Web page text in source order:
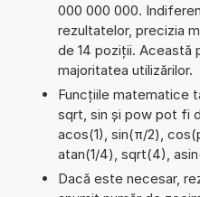
000 000 000.
rezultatelor, precizia
de 14 poziții. Această
majoritatea utilizărilor.
Funcțiile matematice
sqrt, sin și pow pot fi
acos(1), sin(π/2),
atan(1/4), sqrt(4),
Dacă este necesar,